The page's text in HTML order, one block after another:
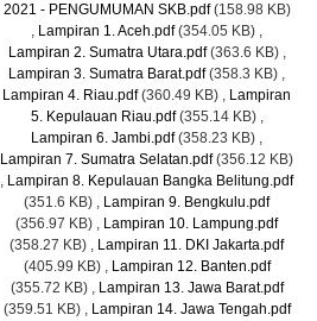
2021 - PENGUMUMAN SKB.pdf (158.98 KB)
, Lampiran 1. Aceh.pdf (354.05 KB) ,
Lampiran 2. Sumatra Utara.pdf (363.6 KB) ,
Lampiran 3. Sumatra Barat.pdf (358.3 KB) ,
Lampiran 4. Riau.pdf (360.49 KB) , Lampiran
5. Kepulauan Riau.pdf (355.14 KB) ,
Lampiran 6. Jambi.pdf (358.23 KB) ,
Lampiran 7. Sumatra Selatan.pdf (356.12 KB)
, Lampiran 8. Kepulauan Bangka Belitung.pdf
(351.6 KB) , Lampiran 9. Bengkulu.pdf
(356.97 KB) , Lampiran 10. Lampung.pdf
(358.27 KB) , Lampiran 11. DKI Jakarta.pdf
(405.99 KB) , Lampiran 12. Banten.pdf
(355.72 KB) , Lampiran 13. Jawa Barat.pdf
(359.51 KB) , Lampiran 14. Jawa Tengah.pdf